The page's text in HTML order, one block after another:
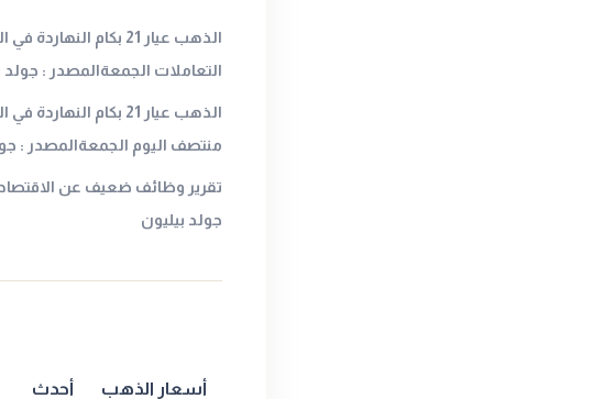
الذهب عيار 21 بكام
التعاملات الجمعةالمصدر : جولد
الذهب عيار 21 بكام
منتصف اليوم الجمعةالمصدر :
تقرير وظائف ضعيف عن الاقتصاد
جولد بيليون
أسعار الذهب أحدث